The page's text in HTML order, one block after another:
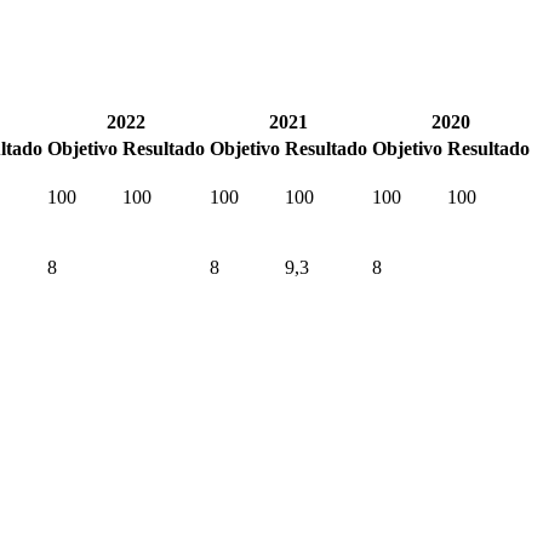
2022 2021
2020
Objetivo Resultado Objetivo Resultado Objetivo Resultado
100 100 100 100 100 100
8 8 9,3 8